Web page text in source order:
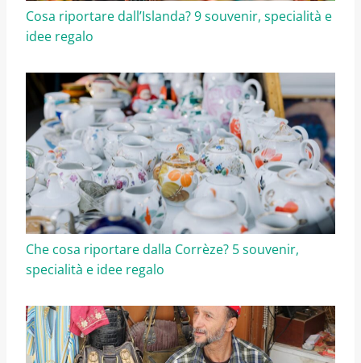
Cosa riportare dall’Islanda? 9 souvenir, specialità e
idee regalo
Che cosa riportare dalla Corrèze? 5 souvenir,
specialità e idee regalo